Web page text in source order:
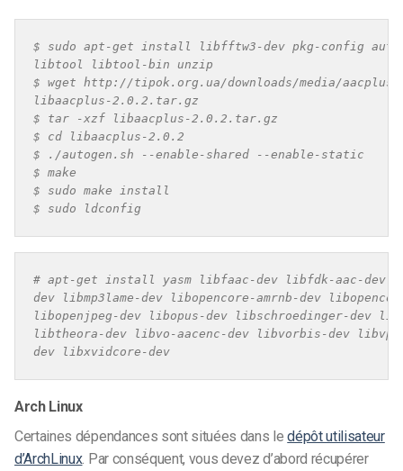
$ sudo apt-get install libfftw3-dev pkg-config
libtool libtool-bin unzip
$ wget http://tipok.org.ua/downloads/media/
libaacplus-2.0.2.tar.gz
$ tar -xzf libaacplus-2.0.2.tar.gz
$ cd libaacplus-2.0.2
$ ./autogen.sh --enable-shared --enable-static
$ make
$ sudo make install
$ sudo ldconfig
# apt-get install yasm libfaac-dev libfdk-aac-dev
dev libmp3lame-dev libopencore-amrnb-dev
libopenjpeg-dev libopus-dev libschroedinger-dev
libtheora-dev libvo-aacenc-dev libvorbis-dev
dev libxvidcore-dev
Arch Linux
Certaines dépendances sont situées dans ledépôt utilisateur
d’ArchLinux. Par conséquent, vous devez d’abord récupérer